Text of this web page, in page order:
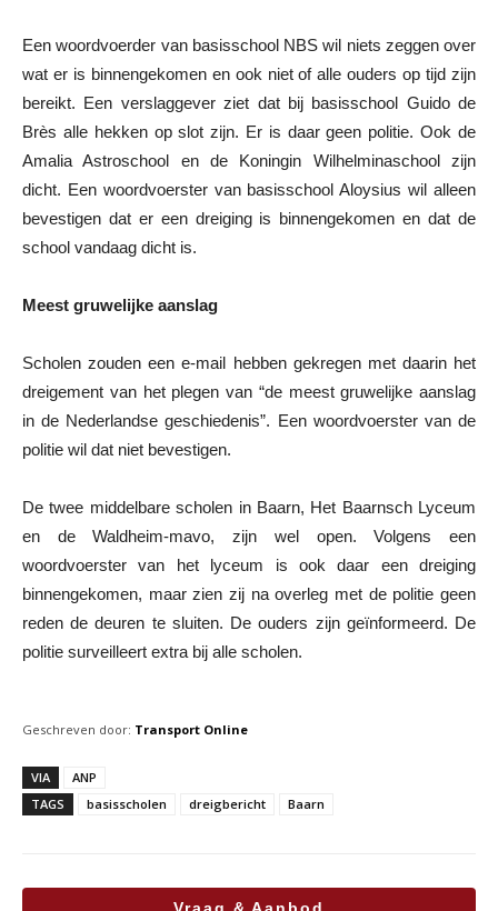
Een woordvoerder van basisschool NBS wil niets zeggen over
wat er is binnengekomen en ook niet of alle ouders op tijd zijn
bereikt. Een verslaggever ziet dat bij basisschool Guido de
Brès alle hekken op slot zijn. Er is daar geen politie. Ook de
Amalia Astroschool en de Koningin Wilhelminaschool zijn
dicht. Een woordvoerster van basisschool Aloysius wil alleen
bevestigen dat er een dreiging is binnengekomen en dat de
school vandaag dicht is.
Meest gruwelijke aanslag
Scholen zouden een e-mail hebben gekregen met daarin het
dreigement van het plegen van “de meest gruwelijke aanslag
in de Nederlandse geschiedenis”. Een woordvoerster van de
politie wil dat niet bevestigen.
De twee middelbare scholen in Baarn, Het Baarnsch Lyceum
en de Waldheim-mavo, zijn wel open. Volgens een
woordvoerster van het lyceum is ook daar een dreiging
binnengekomen, maar zien zij na overleg met de politie geen
reden de deuren te sluiten. De ouders zijn geïnformeerd. De
politie surveilleert extra bij alle scholen.
Geschreven door: Transport Online
VIA
ANP
TAGS
basisscholen dreigbericht Baarn